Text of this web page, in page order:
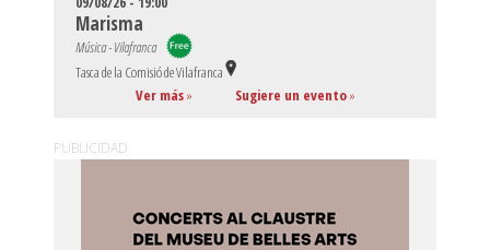
Marisma
Música - Vilafranca
Tasca de la Comisió de Vilafranca
Ver más» Sugiere un evento»
PUBLICIDAD